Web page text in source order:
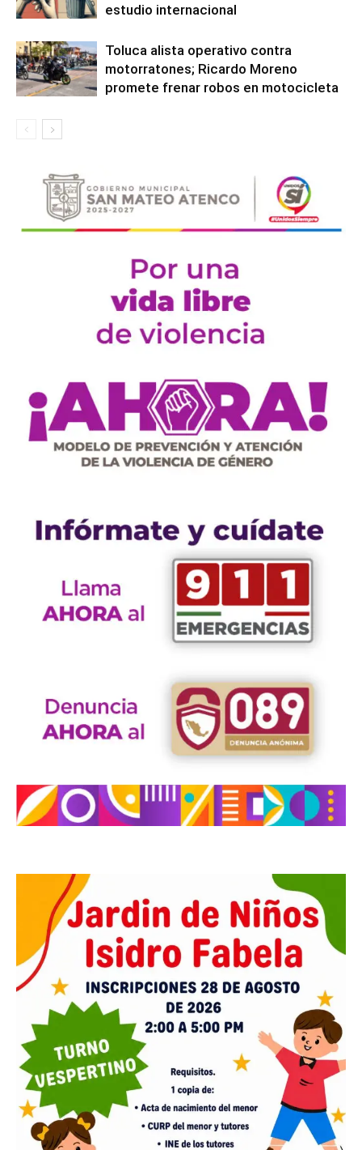
estudio internacional
Toluca alista operativo contra
motorratones; Ricardo Moreno
promete frenar robos en motocicleta